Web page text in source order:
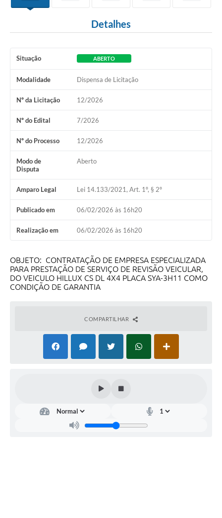
Turismo
Obras
Galeria de Vídeos
Projetos
Editais
Serviços Online
Telefones Úteis
Jornal
Agenda
Detalhes
Situação ABERTO
Modalidade Dispensa de Licitação
Nº da Licitação 12/2026
Nº do Edital 7/2026
Nº do Processo 12/2026
Modo de
Disputa
Aberto
Amparo Legal Lei 14.133/2021, Art. 1º, § 2º
Publicado em 06/02/2026 às 16h20
Realização em 06/02/2026 às 16h20
OBJETO: CONTRATAÇÃO DE EMPRESA ESPECIALIZADA
PARA PRESTAÇÃO DE SERVIÇO DE REVISÃO VEICULAR,
DO VEICULO HILLUX CS DL 4X4 PLACA SYA-3H11 COMO
CONDIÇÃO DE GARANTIA
COMPARTILHAR